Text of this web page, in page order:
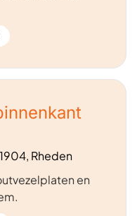
Rheden
en